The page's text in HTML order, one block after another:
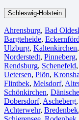
Schleswig-Holstein
Ahrensburg, Bad
Bargteheide,
Ulzburg, Kaltenkirchen,
Norderstedt, Pinneberg,
Rendsburg, Schenefeld,
Uetersen, Plön,
Flintbek, Melsdorf,
Schönkirchen,
Dobersdorf, Ascheberg,
Achterwehr, Bredenbek,